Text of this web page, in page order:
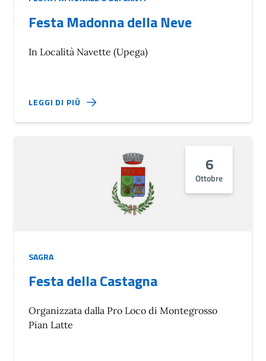
Festa Madonna della Neve
In Località Navette (Upega)
LEGGI DI PIÙ
6
Ottobre
SAGRA
Festa della Castagna
Organizzata dalla Pro Loco di Montegrosso
Pian Latte